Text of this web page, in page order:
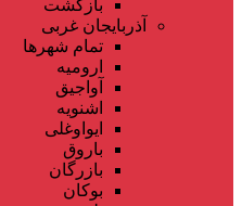
بازگشت
آذربایجان غربی
تمام شهر‌ها
ارومیه
آواجیق
اشنویه
ایواوغلی
باروق
بازرگان
بوکان